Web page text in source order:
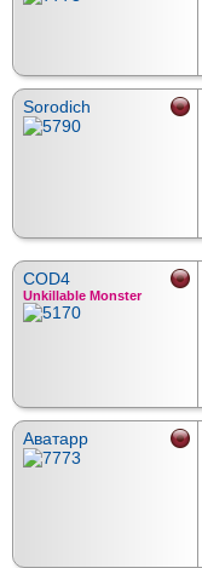
Sorodich
COD4
Unkillable Monster
Аватарр